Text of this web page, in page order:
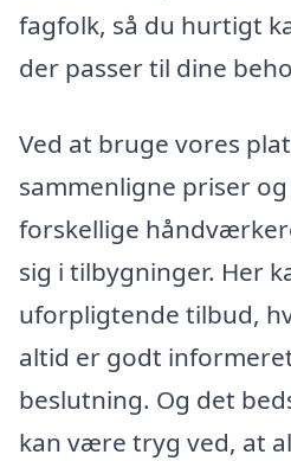
fagfolk, så du hurtigt
der passer til dine
Ved at bruge vores
sammenligne priser
forskellige
sig i tilbygninger. Her
uforpligtende tilbud,
altid er godt
beslutning. Og det
kan være tryg ved, at